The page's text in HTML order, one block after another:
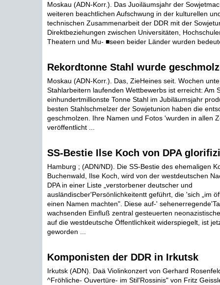
Moskau (ADN-Korr.). Das Juoiläumsjahr der
weiteren beachtlichen Aufschwung in der kulturellen
technischen Zusammenarbeit der DDR mit der
Direktbeziehungen zwischen Universitäten,
Theatern und Mu- ■seen beider Länder wurden
Rekordtonne Stahl wurde
Moskau (ADN-Korr.). Das, ZieHeines seit. Wochen
Stahlarbeitern laufenden Wettbewerbs ist erreicht: Am
einhundertmillionste Tonne Stahl im Jubiläumsjahr
besten Stahlschmelzer der Sowjetunion haben die
geschmolzen. Ihre Namen und Fotos 'wurden in allen
veröffentlicht ...
SS-Bestie Ilse Koch von DPA
Hamburg ; (ADN/ND). Die SS-Bestie des ehemaligen
Buchenwald, Ilse Koch, wird von der westdeutschen
DPA in einer Liste „verstorbener deutscher und
ausländiscber'Persönlichkeitentt geführt, die 'sich „im
einen Namen machten". Diese auf-'
wachsenden Einfluß zentral gesteuerten
auf die westdeutsche Öffentlichkeit widerspiegelt, ist
geworden ...
Komponisten der DDR in Irkutsk
Irkutsk (ADN). Daä Violinkonzert von Gerhard
^Fröhliche- Ouvertüre- im Stil'Rossinis" von Fritz